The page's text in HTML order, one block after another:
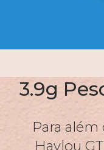
3.9g
Para além
Haylou